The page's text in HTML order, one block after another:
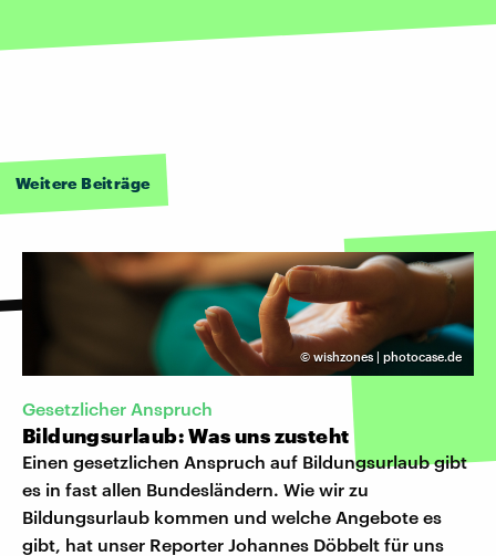
Weitere Beiträge
© wishzones | photocase.de
Gesetzlicher Anspruch
Bildungsurlaub: Was uns zusteht
Einen gesetzlichen Anspruch auf Bildungsurlaub gibt
es in fast allen Bundesländern. Wie wir zu
Bildungsurlaub kommen und welche Angebote es
gibt, hat unser Reporter Johannes Döbbelt für uns